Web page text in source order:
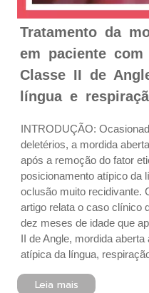
Tratamento da
em paciente
Classe II de
língua e
INTRODUÇÃO:
deletérios, a mordida
após a remoção do fator
posicionamento atípico da
oclusão muito recidivante.
artigo relata o caso clínico
dez meses de idade que
II de Angle, mordida
atípica da língua,
Leia mais